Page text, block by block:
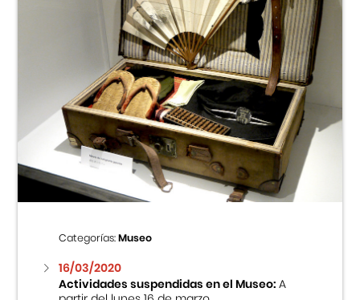
Categorías:Museo
16/03/2020
Actividades suspendidas en el Museo:A